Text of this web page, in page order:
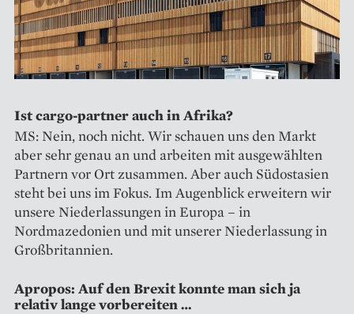
Ist cargo-partner auch in Afrika?
MS: Nein, noch nicht. Wir schauen uns den Markt
aber sehr genau an und arbeiten mit ausgewählten
Partnern vor Ort zusammen. Aber auch Südostasien
steht bei uns im Fokus. Im Augenblick erweitern wir
unsere Niederlassungen in Europa – in
Nordmazedonien und mit unserer Niederlassung in
Großbritannien.
Apropos: Auf den Brexit konnte man sich ja
relativ lange vor­­bereiten …